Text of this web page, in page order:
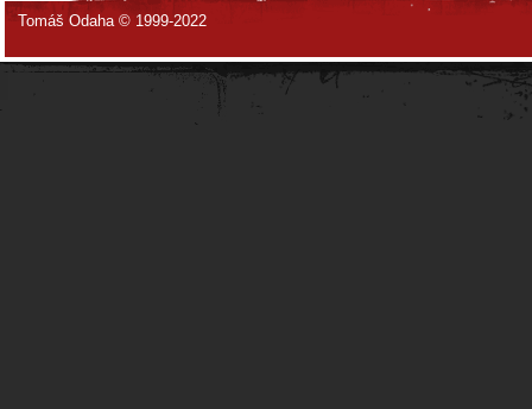
Tomáš Odaha © 1999-2022